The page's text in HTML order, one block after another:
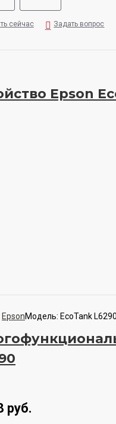
сейчас Задать вопрос
Epson
EpsonМодель: EcoTank L6290
руб.